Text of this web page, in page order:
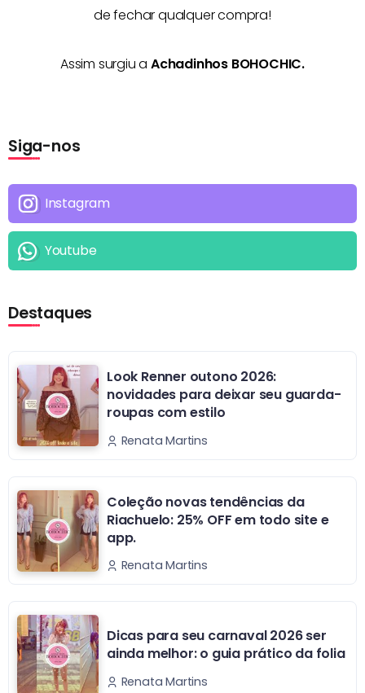
de fechar qualquer compra!
Assim surgiu a Achadinhos BOHOCHIC.
Siga-nos
Instagram
Youtube
Destaques
Look Renner outono 2026:
novidades para deixar seu guarda-
roupas com estilo
Renata Martins
Coleção novas tendências da
Riachuelo: 25% OFF em todo site e
app.
Renata Martins
Dicas para seu carnaval 2026 ser
ainda melhor: o guia prático da folia
Renata Martins